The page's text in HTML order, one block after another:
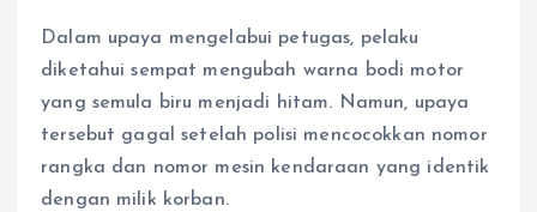
Dalam upaya mengelabui petugas, pelaku
diketahui sempat mengubah warna bodi motor
yang semula biru menjadi hitam. Namun, upaya
tersebut gagal setelah polisi mencocokkan nomor
rangka dan nomor mesin kendaraan yang identik
dengan milik korban.